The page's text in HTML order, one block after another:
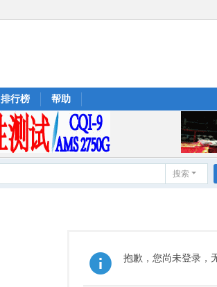
排行榜 帮助
搜索
抱歉，您尚未登录，